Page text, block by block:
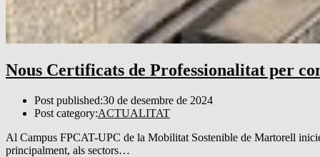
Nous Certificats de Professionalitat per
Post published:30 de desembre de 2024
Post category:ACTUALITAT
Al Campus FPCAT-UPC de la Mobilitat Sostenible de Martorell
principalment, als sectors…